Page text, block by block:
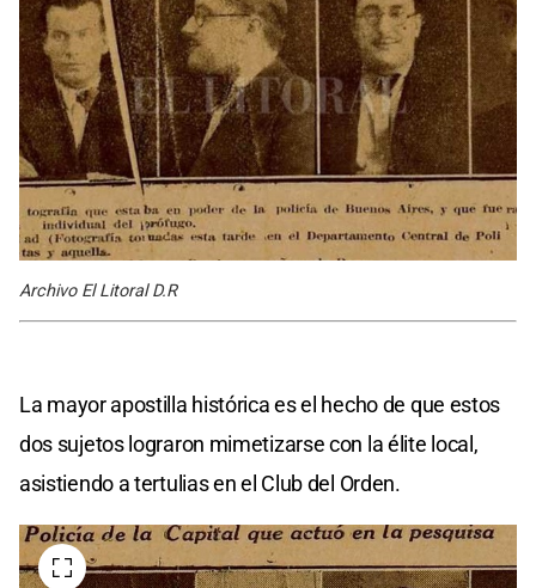
Archivo El Litoral D.R
La mayor apostilla histórica es el hecho de que estos
dos sujetos lograron mimetizarse con la élite local,
asistiendo a tertulias en el Club del Orden.